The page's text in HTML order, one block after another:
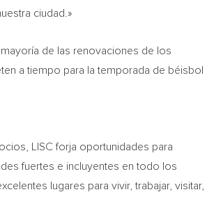
ciudad.»
mayoría de las renovaciones de los
a tiempo para la temporada de béisbol
LISC forja oportunidades para
fuertes e incluyentes en todo los
lugares para vivir, trabajar, visitar,